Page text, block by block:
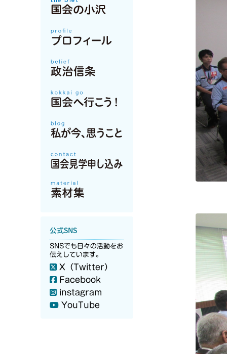
公式SNS
SNSでも日々の活動をお
伝えしています。
X（Twitter）
Facebook
instagram
YouTube